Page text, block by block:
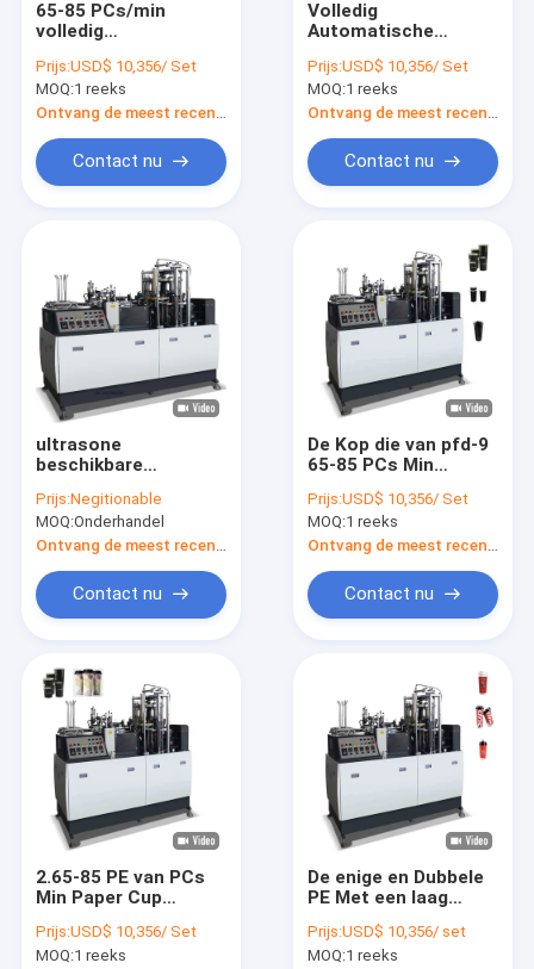
Huis
Producten
Ongeveer ons
Fabrieksreis
Kwaliteitscontrole
Nieuws
Document Kop die Machines maakt
Document de Snijmachine van de Kopmatrijs
Document de Machines van de Kopdruk
Document Lunchvakje Machine
Document de machine van de kopverpakking
65-85 PCs/min
volledig
Document Kop die
het Wegwerpproduct
van de Machinehoge
Prijs:USD$ 10,356/ Set
MOQ:1 reeks
Contact nu
Volledig
Automatische
Machinedocument
maken het Vormen
van Machine tot een
Prijs:USD$ 10,356/ Set
MOQ:1 reeks
Contact nu
ultrasone
beschikbare
die het vormen van
machine maken
Prijs:Negitionable
MOQ:Onderhandel
Contact nu
De Kop die van pfd-9
65-85 PCs Min
Tea Paper Machine
maken
Prijs:USD$ 10,356/ Set
MOQ:1 reeks
Contact nu
2.65-85 PE van PCs
Min Paper Cup
een laag bedekt
Document die
Prijs:USD$ 10,356/ Set
MOQ:1 reeks
De enige en Dubbele
PE Met een laag
Kop die van 40ml-16
Oz Machine maken
Prijs:USD$ 10,356/ set
MOQ:1 reeks